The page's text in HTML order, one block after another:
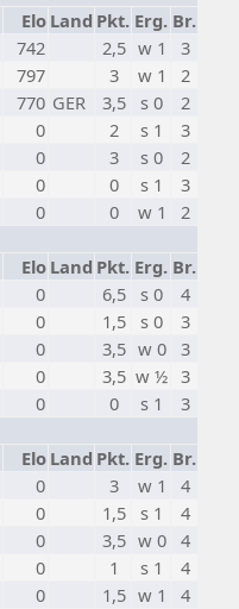
Elo Land Pkt. Erg. Br.
742 2,5 w 1
3
797 3 w 1
2
770 GER 3,5 s 0
2
0 2 s 1
3
0 3 s 0
2
0 0 s 1
3
0 0 w 1
2
Elo Land Pkt. Erg. Br.
0 6,5 s 0
4
0 1,5 s 0
3
0 3,5 w 0
3
0 3,5 w ½ 3
0 0 s 1
3
Elo Land Pkt. Erg. Br.
0 3 w 1
4
0 1,5 s 1
4
0 3,5 w 0
4
0 1 s 1
4
0 1,5 w 1
4